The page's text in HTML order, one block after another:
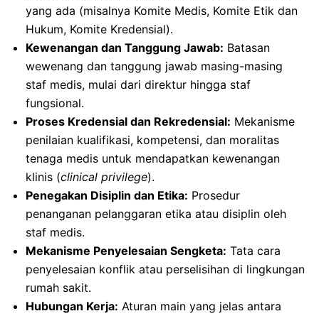
yang ada (misalnya Komite Medis, Komite Etik dan
Hukum, Komite Kredensial).
Kewenangan dan Tanggung Jawab: Batasan
wewenang dan tanggung jawab masing-masing
staf medis, mulai dari direktur hingga staf
fungsional.
Proses Kredensial dan Rekredensial: Mekanisme
penilaian kualifikasi, kompetensi, dan moralitas
tenaga medis untuk mendapatkan kewenangan
klinis (clinical privilege).
Penegakan Disiplin dan Etika: Prosedur
penanganan pelanggaran etika atau disiplin oleh
staf medis.
Mekanisme Penyelesaian Sengketa: Tata cara
penyelesaian konflik atau perselisihan di lingkungan
rumah sakit.
Hubungan Kerja: Aturan main yang jelas antara